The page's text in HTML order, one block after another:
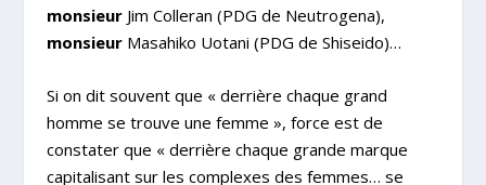
monsieurJim Colleran (PDG de Neutrogena),
monsieur Masahiko Uotani (PDG de Shiseido)…
Si on dit souvent que « derrière chaque grand
homme se trouve une femme », force est de
constater que « derrière chaque grande marque
capitalisant sur les complexes des femmes… se